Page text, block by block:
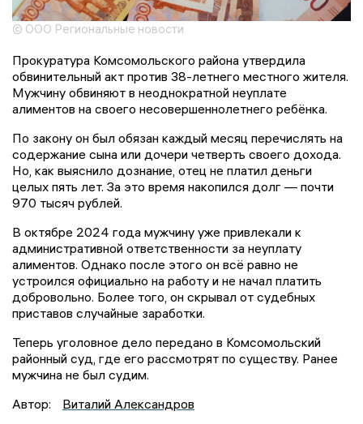
© ООО Региональные новости
Прокуратура Комсомольского района утвердила
обвинительный акт против 38-летнего местного жителя.
Мужчину обвиняют в неоднократной неуплате
алиментов на своего несовершеннолетнего ребёнка.
По закону он был обязан каждый месяц перечислять на
содержание сына или дочери четверть своего дохода.
Но, как выяснило дознание, отец не платил деньги
целых пять лет. За это время накопился долг — почти
970 тысяч рублей.
В октябре 2024 года мужчину уже привлекали к
административной ответственности за неуплату
алиментов. Однако после этого он всё равно не
устроился официально на работу и не начал платить
добровольно. Более того, он скрывал от судебных
приставов случайные заработки.
Теперь уголовное дело передано в Комсомольский
районный суд, где его рассмотрят по существу. Ранее
мужчина не был судим.
Автор:
Виталий Александров